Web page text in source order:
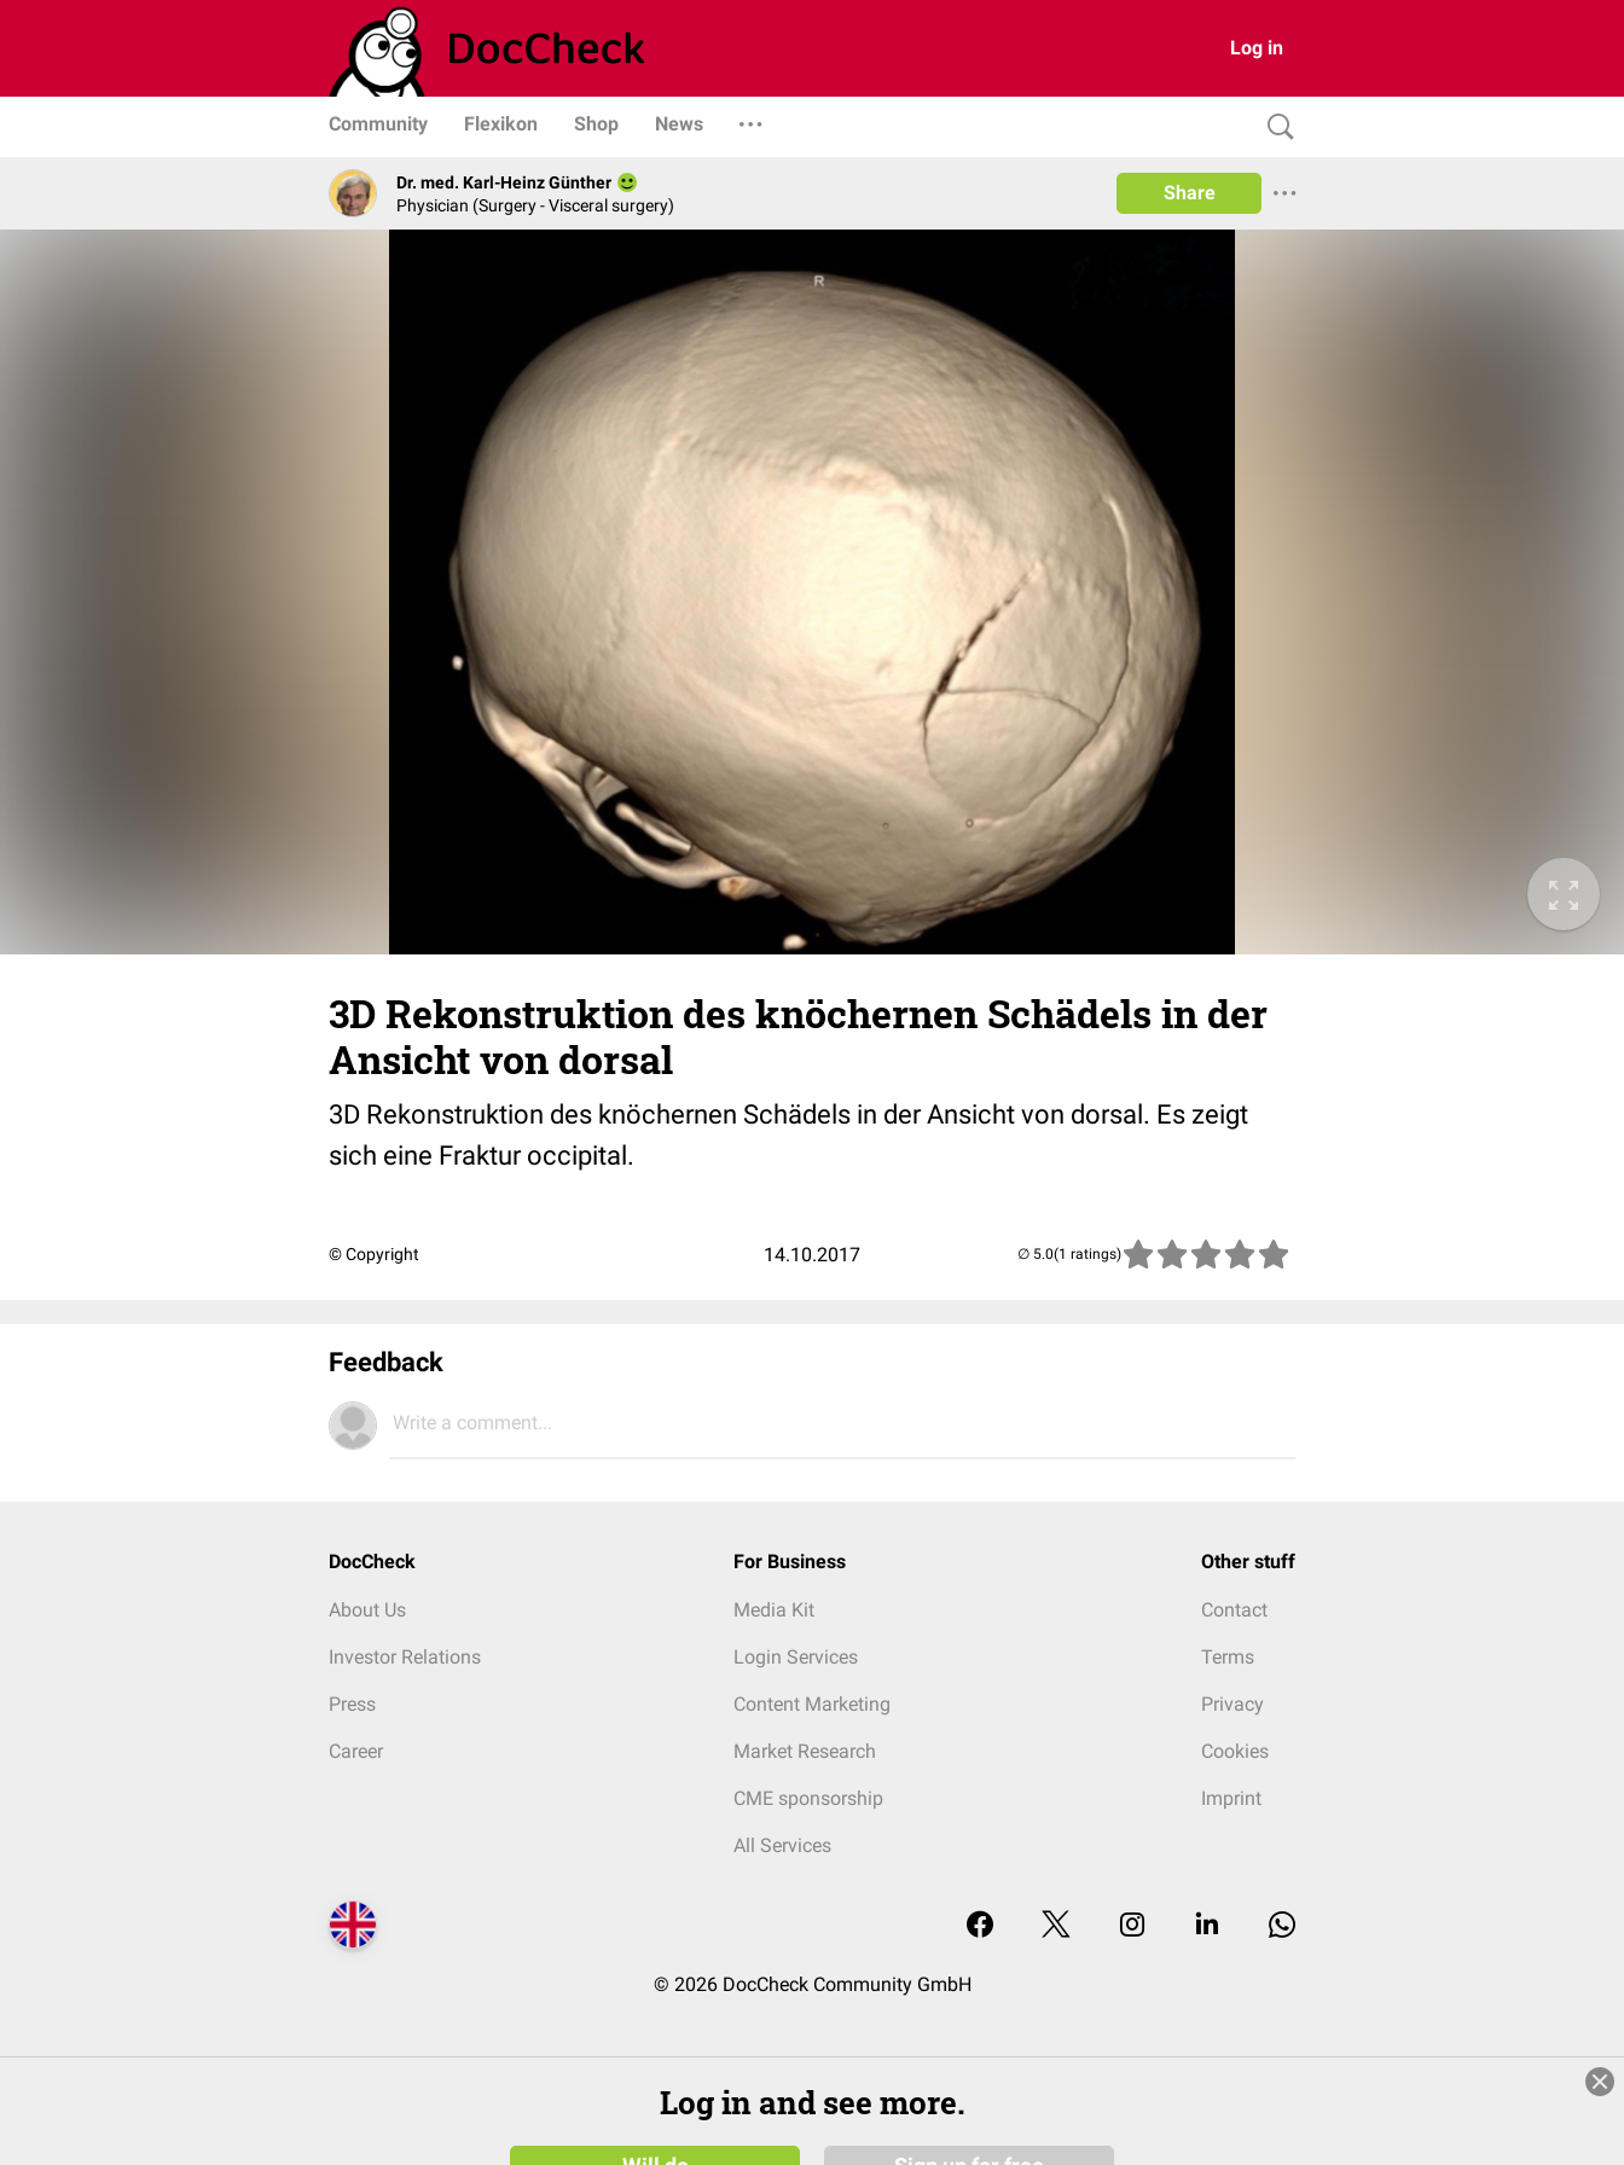
Log in
Community Flexikon Shop News
Dr. med. Karl-Heinz Günther
Physician (Surgery - Visceral surgery)
Share
3D Rekonstruktion des knöchernen Schädels in der
Ansicht von dorsal
3D Rekonstruktion des knöchernen Schädels in der Ansicht von dorsal. Es zeigt
sich eine Fraktur occipital.
© Copyright 14.10.2017 (1 ratings)
Feedback
Write a comment...
DocCheck
About Us
Investor Relations
Press
Career
For Business
Media Kit
Login Services
Content Marketing
Market Research
CME sponsorship
All Services
Other stuff
Contact
Terms
Privacy
Cookies
Imprint
© 2026 DocCheck Community GmbH
Log in and see more.